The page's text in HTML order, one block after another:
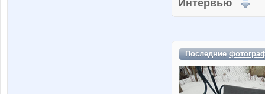
Интервью
Последние